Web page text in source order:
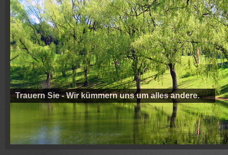
Trauern Sie - Wir kümmern uns um alles andere.